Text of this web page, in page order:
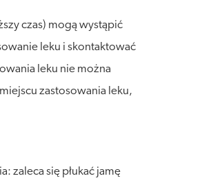
czas) mogą wystąpić
leku i skontaktować
leku nie można
zastosowania leku,
zaleca się płukać jamę